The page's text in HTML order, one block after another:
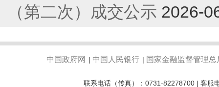
（第二次）成交公示 2026-
中国政府网 | 中国人民银行 | 国家金融监督管理总
联系电话（传真）：0731-82278700 | 客服